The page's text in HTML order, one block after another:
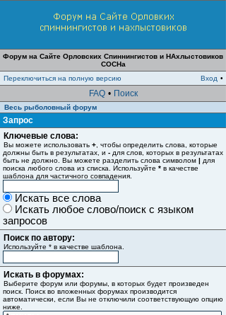
Форум на Сайте Орловских Спиннингистов и НАхлыстовиков
СОСНа
Переключиться на полную версию
Вход •
FAQ • Поиск
Весь рыболовный форум
Запрос
Ключевые слова:
Вы можете использовать + , чтобы определить слова, которые
должны быть в результатах, и - для слов, которых в результатах
быть не должно. Вы можете разделить слова символом | для
поиска любого слова из списка. Используйте * в качестве
шаблона для частичного совпадения.
Искать все слова
Искать любое слово/поиск с языком
запросов
Поиск по автору:
Используйте * в качестве шаблона.
Искать в форумах:
Выберите форум или форумы, в которых будет произведен
поиск. Поиск во вложенных форумах производится
автоматически, если Вы не отключили соответствующую опцию
ниже.